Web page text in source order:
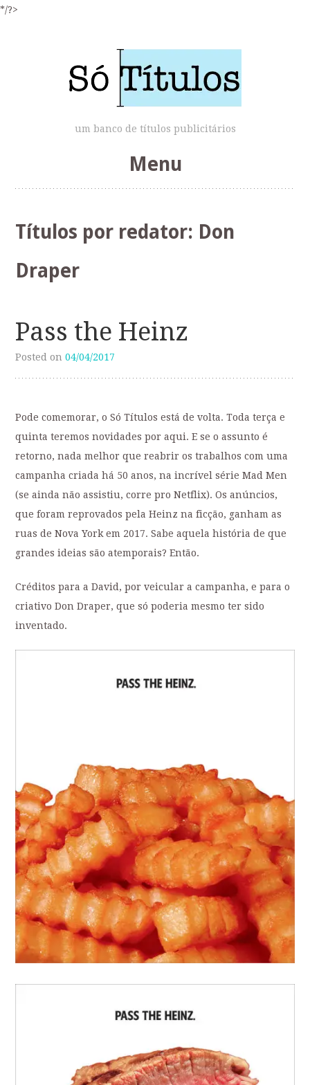
*/?>
um banco de títulos publicitários
Menu
content
Títulos por redator: Don
Draper
Pass the Heinz
Posted on04/04/2017
Pode comemorar, o Só Títulos está de volta. Toda terça e
quinta teremos novidades por aqui. E se o assunto é
retorno, nada melhor que reabrir os trabalhos com uma
campanha criada há 50 anos, na incrível série Mad Men
(se ainda não assistiu, corre pro Netflix). Os anúncios,
que foram reprovados pela Heinz na ficção, ganham as
ruas de Nova York em 2017. Sabe aquela história de que
grandes ideias são atemporais? Então.
Créditos para a David, por veicular a campanha, e para o
criativo Don Draper, que só poderia mesmo ter sido
inventado.